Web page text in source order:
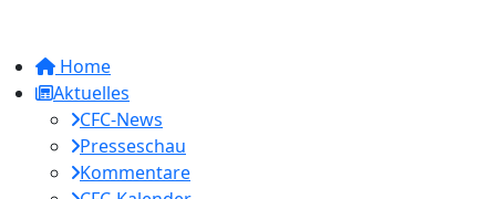
Home
Aktuelles
CFC-News
Presseschau
Kommentare